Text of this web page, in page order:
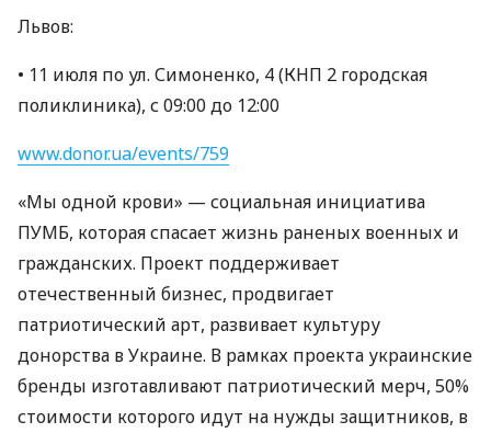
Львов:
• 11 июля по ул. Симоненко, 4 (КНП 2 городская
поликлиника), с 09:00 до 12:00
www.donor.ua/events/759
«Мы одной крови» — социальная инициатива
ПУМБ, которая спасает жизнь раненых военных и
гражданских. Проект поддерживает
отечественный бизнес, продвигает
патриотический арт, развивает культуру
донорства в Украине. В рамках проекта украинские
бренды изготавливают патриотический мерч, 50%
стоимости которого идут на нужды защитников, в